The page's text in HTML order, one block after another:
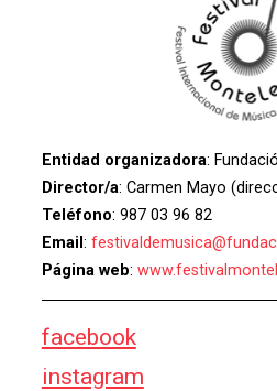
Entidad organizadora:
Director/a: Carmen Mayo
Teléfono: 987 03 96 82
Email :
Página web:
facebook
instagram